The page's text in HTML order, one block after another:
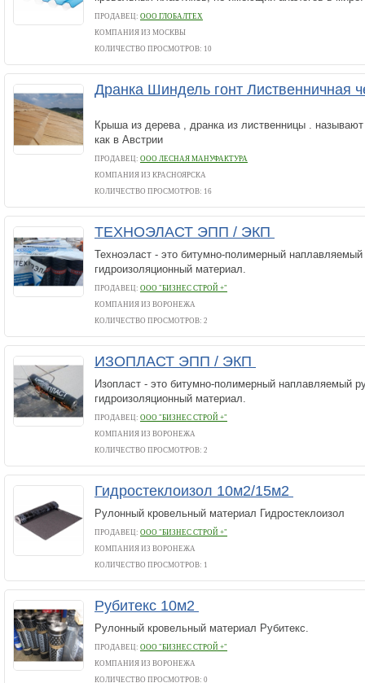
ПРОДАВЕЦ: ООО ГЛОБАЛТЕХ
КОМПАНИЯ ИЗ МОСКВЫ
КОЛИЧЕСТВО ПРОСМОТРОВ: 10
Дранка Шиндель гонт Лиственничная
Крыша из дерева , дранка из лиственницы .
как в Австрии
ПРОДАВЕЦ: ООО ЛЕСНАЯ МАНУФАКТУРА
КОМПАНИЯ ИЗ КРАСНОЯРСКА
КОЛИЧЕСТВО ПРОСМОТРОВ: 16
ТЕХНОЭЛАСТ ЭПП / ЭКП
Техноэласт - это битумно-полимерный
гидроизоляционный материал.
ПРОДАВЕЦ: ООО "БИЗНЕС СТРОЙ +"
КОМПАНИЯ ИЗ ВОРОНЕЖА
КОЛИЧЕСТВО ПРОСМОТРОВ: 2
ИЗОПЛАСТ ЭПП / ЭКП
Изопласт - это битумно-полимерный наплавляемый
гидроизоляционный материал.
ПРОДАВЕЦ: ООО "БИЗНЕС СТРОЙ +"
КОМПАНИЯ ИЗ ВОРОНЕЖА
КОЛИЧЕСТВО ПРОСМОТРОВ: 2
Гидростеклоизол 10м2/15м2
Рулонный кровельный материал Гидростеклоизол
ПРОДАВЕЦ: ООО "БИЗНЕС СТРОЙ +"
КОМПАНИЯ ИЗ ВОРОНЕЖА
КОЛИЧЕСТВО ПРОСМОТРОВ: 1
Рубитекс 10м2
Рулонный кровельный материал Рубитекс.
ПРОДАВЕЦ: ООО "БИЗНЕС СТРОЙ +"
КОМПАНИЯ ИЗ ВОРОНЕЖА
КОЛИЧЕСТВО ПРОСМОТРОВ: 0